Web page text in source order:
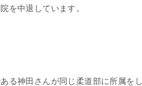
を中退しています。
る神田さんが同じ柔道部に所属を